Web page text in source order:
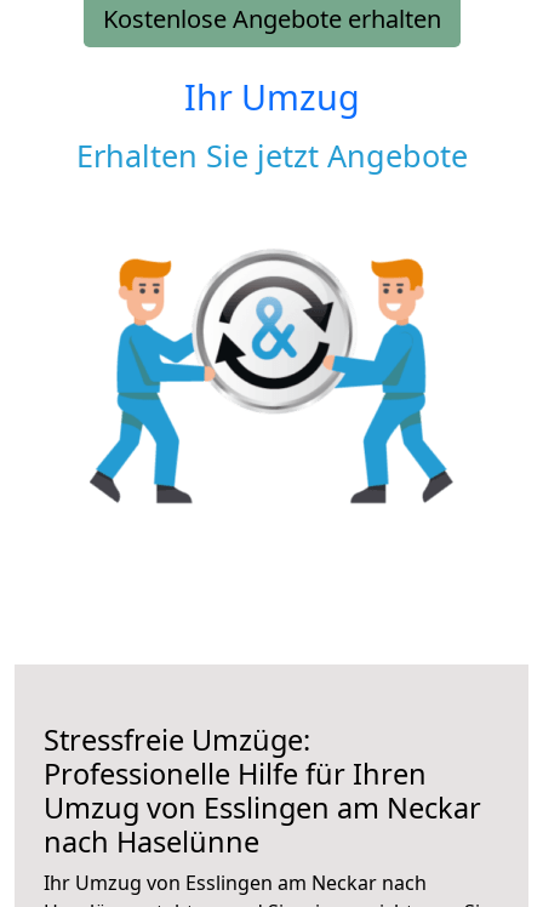
Kostenlose Angebote erhalten
Ihr Umzug
Erhalten Sie jetzt Angebote
Stressfreie Umzüge:
Professionelle Hilfe für Ihren
Umzug von Esslingen am Neckar
nach Haselünne
Ihr Umzug von Esslingen am Neckar nach